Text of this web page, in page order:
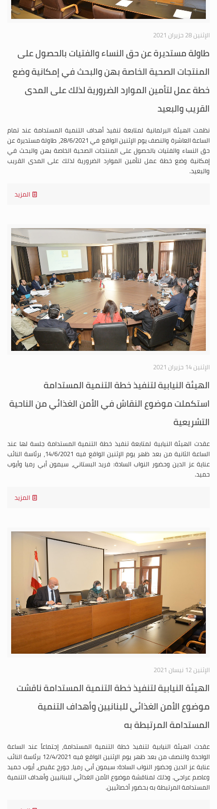
الإثنين 28 حزيران 2021
طاولة مستديرة عن حق النساء والفتيات بالحصول على
المنتجات الصحية الخاصة بهن والبحث في إمكانية وضع
خطة عمل لتأمين الموارد الضرورية لذلك على المدى
القريب والبعيد
نظمت الهيئة البرلمانية لمتابعة تنفيذ أهداف التنمية المستدامة عند تمام
الساعة العاشرة والنصف يوم الإثنين الواقع في 28/6/2021، طاولة مستديرة عن
حق النساء والفتيات بالحصول على المنتجات الصحية الخاصة بهن والبحث في
إمكانية وضع خطة عمل لتأمين الموارد الضرورية لذلك على المدى القريب
والبعيد.
المزيد
الإثنين 14 حزيران 2021
الهيئة النيابية لتنفيذ خطة التنمية المستدامة
استكملت موضوع النقاش في الأمن الغذائي من الناحية
التشريعية
عقدت الهيئة النيابية لمتابعة تنفيذ خطة التنمية المستدامة جلسة لها عند
الساعة الثانية من بعد ظهر يوم الإثنين الواقع فيه 14/6/2021، برئاسة النائب
عناية عز الدين وحضور النواب السادة: فريد البستاني، سيمون أبي رميا وأيوب
حميد.
المزيد
الإثنين 12 نيسان 2021
الهيئة النيابية لتنفيذ خطة التنمية المستدامة ناقشت
موضوع الأمن الغذائي للبنانيين وأهداف التنمية
المستدامة المرتبطة به
عقدت الهيئة النيابية لتنفيذ خطة التنمية المستدامة، إجتماعاً عند الساعة
الواحدة والنصف من بعد ظهر يوم الإثنين الواقع فيه 12/4/2021 برئاسة النائب
عناية عز الدين وحضور النواب السادة: سيمون أبي رميا، جورج عقيص، أيوب حميد
وعاصم عراجي. وذلك لمناقشة موضوع الأمن الغذائي للبنانيين وأهداف التنمية
المستدامة المرتبطة به بحضور أخصائيين.